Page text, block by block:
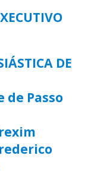
DE
de Passo